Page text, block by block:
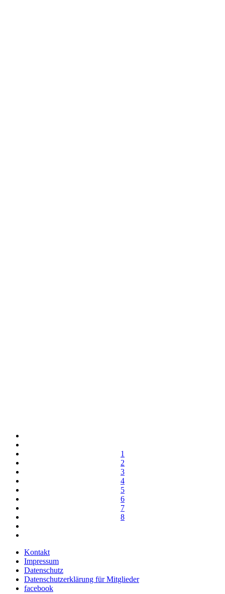
1
2
3
4
5
6
7
8
Kontakt
Impressum
Datenschutz
Datenschutzerklärung für Mitglieder
facebook